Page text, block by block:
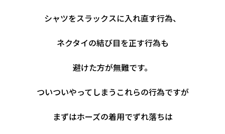
シャツをスラックスに入れ直す行為、
ネクタイの結び目を正す行為も
避けた方が無難です。
ついついやってしまうこれらの行為ですが
まずはホーズの着用でずれ落ちは